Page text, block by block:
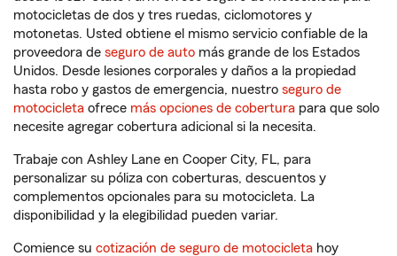
motocicletas de dos y tres ruedas, ciclomotores y
motonetas. Usted obtiene el mismo servicio confiable de la
proveedora de seguro de auto más grande de los Estados
Unidos. Desde lesiones corporales y daños a la propiedad
hasta robo y gastos de emergencia, nuestro seguro de
motocicleta ofrece más opciones de cobertura para que solo
necesite agregar cobertura adicional si la necesita.
Trabaje con Ashley Lane en Cooper City, FL, para
personalizar su póliza con coberturas, descuentos y
complementos opcionales para su motocicleta. La
disponibilidad y la elegibilidad pueden variar.
Comience su cotización de seguro de motocicleta hoy